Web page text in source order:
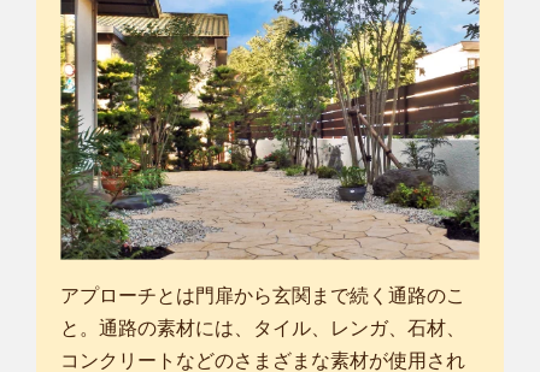
アプローチとは門扉から玄関まで続く通路のこ
と。通路の素材には、タイル、レンガ、石材、
コンクリートなどのさまざまな素材が使用され